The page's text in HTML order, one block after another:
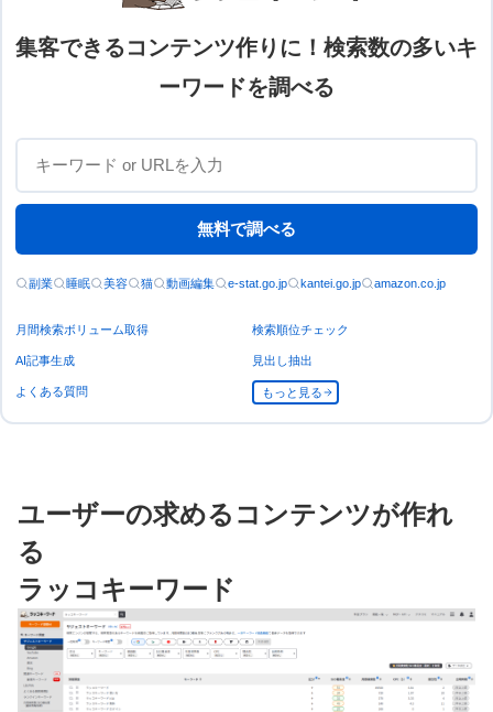
集客できるコンテンツ作りに！検索数の多いキ
ーワードを調べる
無料で調べる
副業 睡眠 美容 猫 動画編集 e-stat.go.jp kantei.go.jp amazon.co.jp
月間検索ボリューム取得 検索順位チェック
AI記事生成 見出し抽出
よくある質問 もっと見る
ユーザーの求めるコンテンツが作れ
る
ラッコキーワード